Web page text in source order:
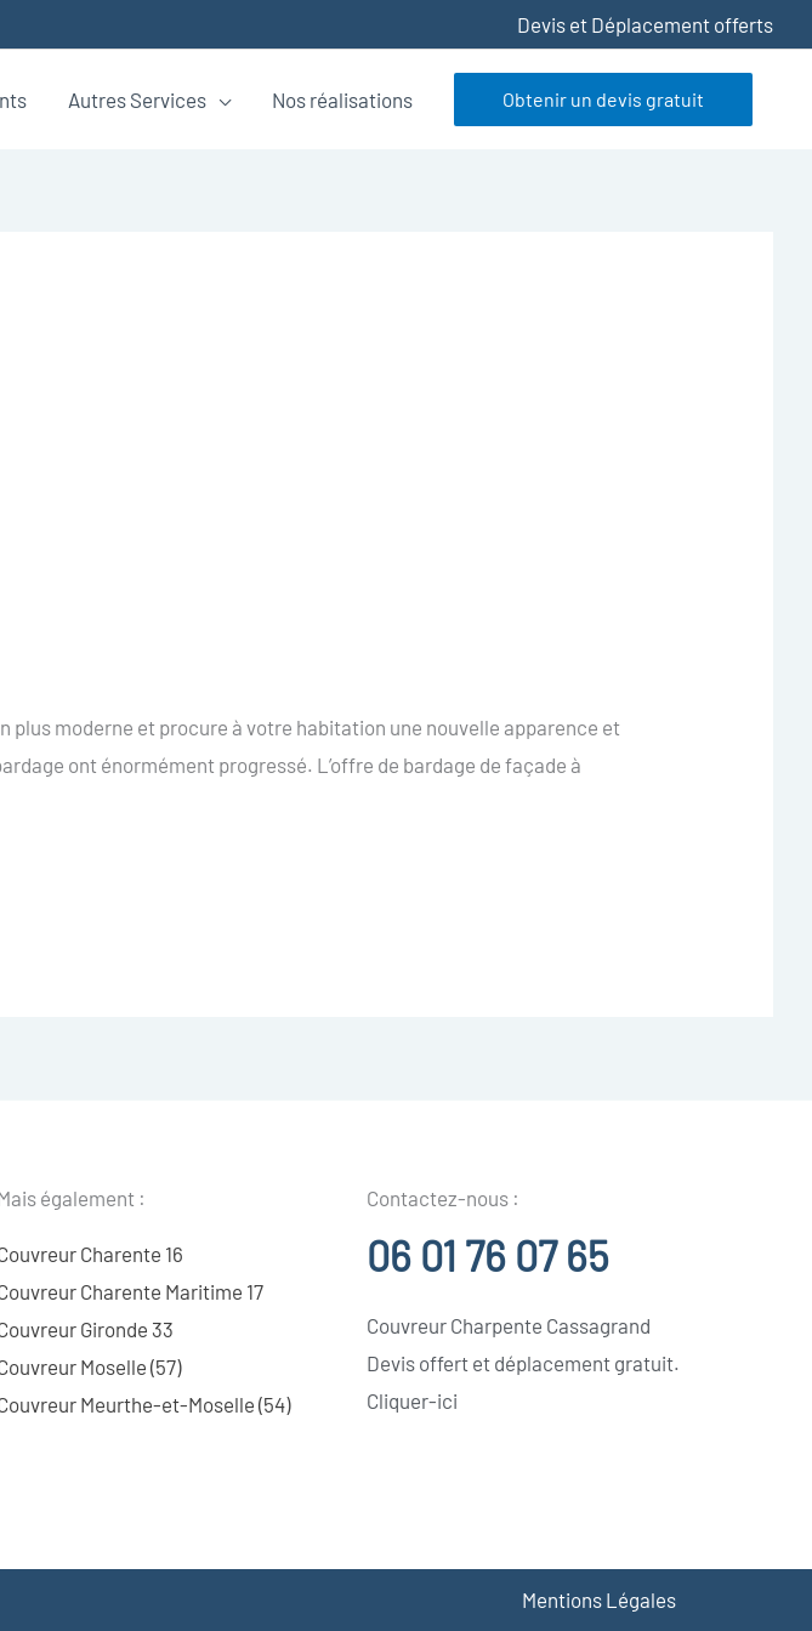
Devis et Déplacement offerts
Autres Services Nos réalisations Obtenir un devis gratuit
plus moderne et procure à votre habitation une nouvelle apparence et
ont énormément progressé. L’offre de bardage de façade à
également :
Charente 16
Charente Maritime 17
Gironde 33
Moselle (57)
Meurthe-et-Moselle (54)
Contactez-nous :
06 01 76 07 65
Couvreur Charpente Cassagrand
Devis offert et déplacement gratuit.
Cliquer-ici
Mentions Légales